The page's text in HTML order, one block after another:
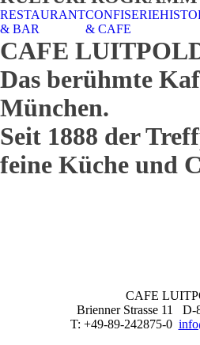
RESTAURANT
& BAR
CONFISERIE
& CAFE
CAFE
Das berühmte
München.
Seit 1888 der
feine Küche und
CAFE
Brienner Strasse 11 D-
T: +49-89-242875-0